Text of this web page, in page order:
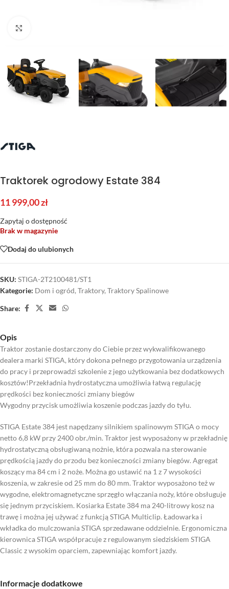
Traktorek ogrodowy Estate 384
11 999,00zł
Zapytaj o dostępność
Brak w magazynie
Dodaj do ulubionych
SKU: STIGA-2T2100481/ST1
Kategorie: Dom i ogród, Traktory, Traktory Spalinowe
Share:
Opis
Traktor zostanie dostarczony do Ciebie przez wykwalifikowanego
dealera marki STIGA, który dokona pełnego przygotowania urządzenia
do pracy i przeprowadzi szkolenie z jego użytkowania bez dodatkowych
kosztów!Przekładnia hydrostatyczna umożliwia łatwą regulację
prędkości bez konieczności zmiany biegów
Wygodny przycisk umożliwia koszenie podczas jazdy do tyłu.
STIGA Estate 384 jest napędzany silnikiem spalinowym STIGA o mocy
netto 6,8 kW przy 2400 obr./min. Traktor jest wyposażony w przekładnię
hydrostatyczną obsługiwaną nożnie, która pozwala na sterowanie
prędkością jazdy do przodu bez konieczności zmiany biegów. Agregat
koszący ma 84 cm i 2 noże. Można go ustawić na 1 z 7 wysokości
koszenia, w zakresie od 25 mm do 80 mm. Traktor wyposażono też w
wygodne, elektromagnetyczne sprzęgło włączania noży, które obsługuje
się jednym przyciskiem. Kosiarka Estate 384 ma 240-litrowy kosz na
trawę i można jej używać z funkcją STIGA Multiclip. Ładowarka i
wkładka do mulczowania STIGA sprzedawane oddzielnie. Ergonomiczna
kierownica STIGA współpracuje z regulowanym siedziskiem STIGA
Classic z wysokim oparciem, zapewniając komfort jazdy.
Informacje dodatkowe